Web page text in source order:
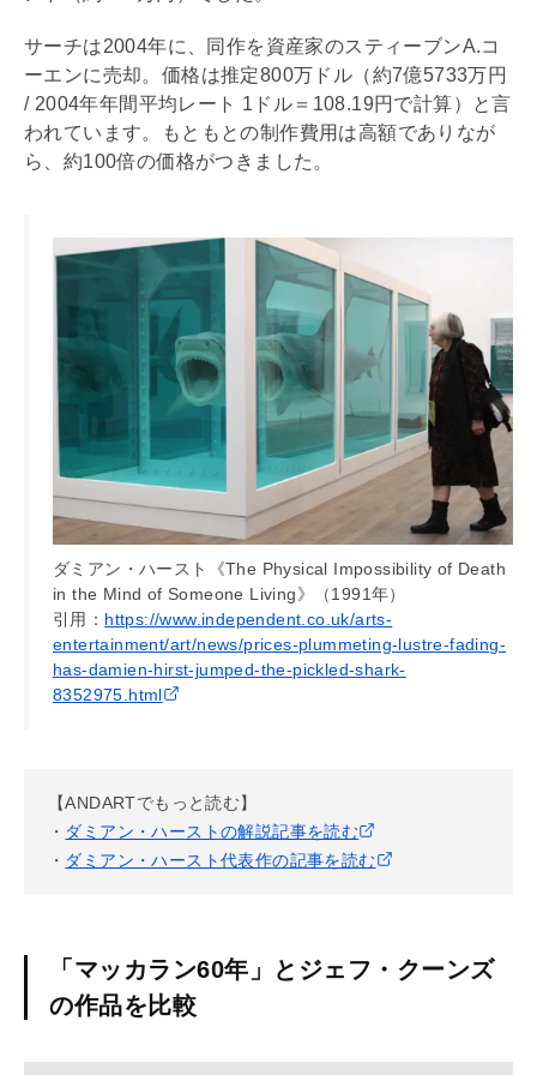
サーチは2004年に、同作を資産家のスティーブンA.コ
ーエンに売却。価格は推定800万ドル（約7億5733万円
/ 2004年年間平均レート 1ドル＝108.19円で計算）と言
われています。もともとの制作費用は高額でありなが
ら、約100倍の価格がつきました。
ダミアン・ハースト《The Physical Impossibility of Death
in the Mind of Someone Living》（1991年）
引用： https://www.independent.co.uk/arts-
entertainment/art/news/prices-plummeting-lustre-fading-
has-damien-hirst-jumped-the-pickled-shark-
8352975.html
【ANDARTでもっと読む】
・ ダミアン・ハーストの解説記事を読む
・ ダミアン・ハースト代表作の記事を読む
「マッカラン60年」とジェフ・クーンズ
の作品を比較